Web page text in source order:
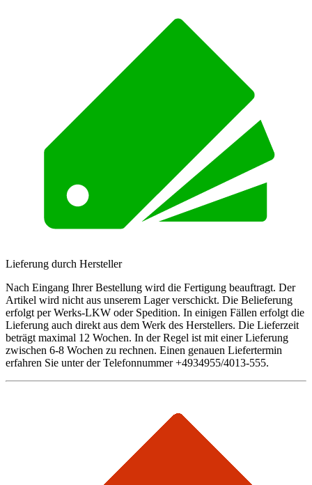
Lieferung durch Hersteller
Nach Eingang Ihrer Bestellung wird die Fertigung beauftragt. Der
Artikel wird nicht aus unserem Lager verschickt. Die Belieferung
erfolgt per Werks-LKW oder Spedition. In einigen Fällen erfolgt die
Lieferung auch direkt aus dem Werk des Herstellers. Die Lieferzeit
beträgt maximal 12 Wochen. In der Regel ist mit einer Lieferung
zwischen 6-8 Wochen zu rechnen. Einen genauen Liefertermin
erfahren Sie unter der Telefonnummer +4934955/4013-555.